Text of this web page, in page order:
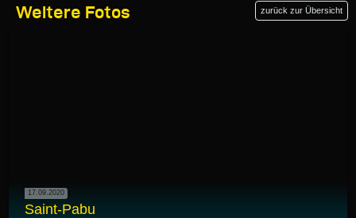
Weitere Fotos zurück zur Übersicht
17.09.2020
Saint-Pabu